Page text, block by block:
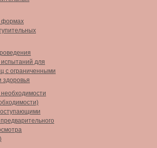
формах
для
с ограниченными
здоровья